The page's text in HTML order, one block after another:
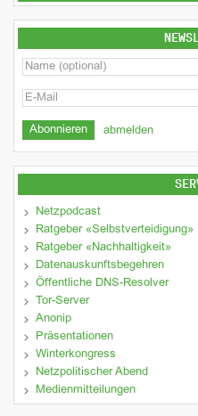
abmelden
Netzpodcast
Ratgeber «Selbstverteidigung»
Ratgeber «Nachhaltigkeit»
Datenauskunftsbegehren
Öffentliche DNS-Resolver
Tor-Server
Anonip
Präsentationen
Winterkongress
Netzpolitischer Abend
Medienmitteilungen